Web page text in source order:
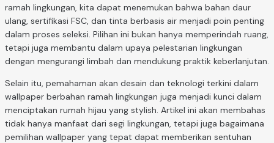
ramah lingkungan, kita dapat menemukan bahwa bahan daur
ulang, sertifikasi FSC, dan tinta berbasis air menjadi poin penting
dalam proses seleksi. Pilihan ini bukan hanya memperindah ruang,
tetapi juga membantu dalam upaya pelestarian lingkungan
dengan mengurangi limbah dan mendukung praktik keberlanjutan.
Selain itu, pemahaman akan desain dan teknologi terkini dalam
wallpaper berbahan ramah lingkungan juga menjadi kunci dalam
menciptakan rumah hijau yang stylish. Artikel ini akan membahas
tidak hanya manfaat dari segi lingkungan, tetapi juga bagaimana
pemilihan wallpaper yang tepat dapat memberikan sentuhan